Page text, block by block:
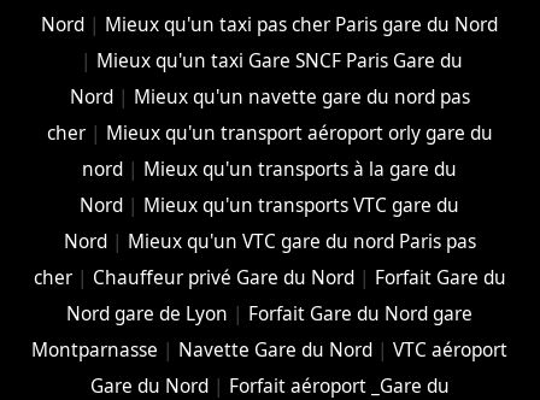
Nord | Mieux qu'un taxi pas cher Paris gare du Nord
| Mieux qu'un taxi Gare SNCF Paris Gare du
Nord| Mieux qu'un navette gare du nord pas
cher| Mieux qu'un transport aéroport orly gare du
nord | Mieux qu'un transports à la gare du
Nord | Mieux qu'un transports VTC gare du
Nord| Mieux qu'un VTC gare du nord Paris pas
cher| Chauffeur privé Gare du Nord| Forfait Gare du
Nord gare de Lyon | Forfait Gare du Nord gare
Montparnasse | Navette Gare du Nord |VTC aéroport
Gare du Nord| Forfait aéroport _Gare du